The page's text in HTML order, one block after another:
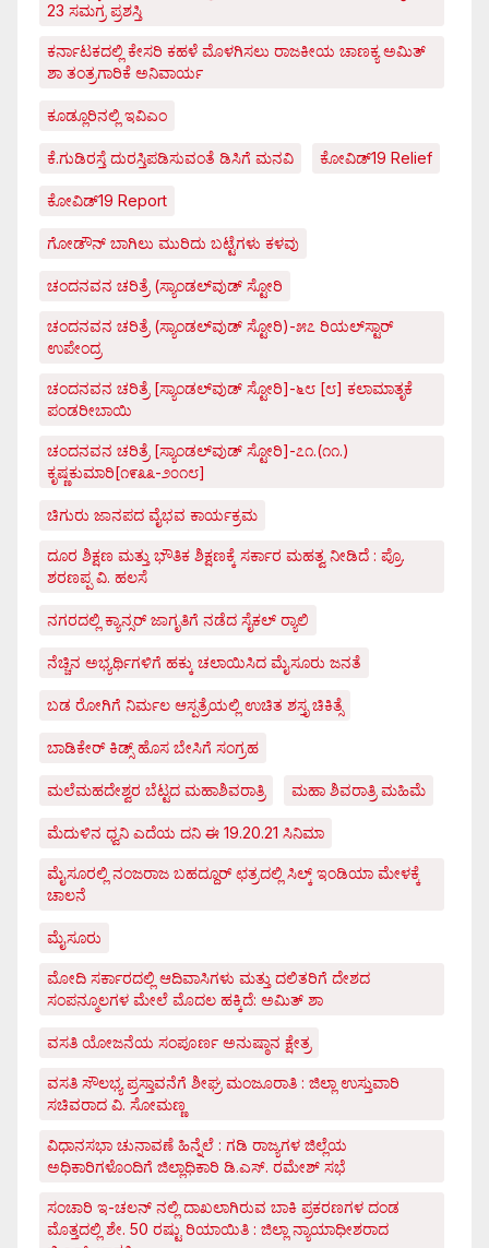
23 ಸಮಗ್ರ ಪ್ರಶಸ್ತಿ
ಕರ್ನಾಟಕದಲ್ಲಿ ಕೇಸರಿ ಕಹಳೆ ಮೊಳಗಿಸಲು ರಾಜಕೀಯ ಚಾಣಕ್ಯ ಅಮಿತ್
ಶಾ ತಂತ್ರಗಾರಿಕೆ ಅನಿವಾರ್ಯ
ಕೂಡ್ಲೂರಿನಲ್ಲಿ ಇವಿಎಂ
ಕೆ.ಗುಡಿರಸ್ತೆ ದುರಸ್ತಿಪಡಿಸುವಂತೆ ಡಿಸಿಗೆ ಮನವಿ ಕೋವಿಡ್‌19 Relief
ಕೋವಿಡ್‌19 Report
ಗೋಡೌನ್ ಬಾಗಿಲು ಮುರಿದು ಬಟ್ಟೆಗಳು ಕಳವು
ಚಂದನವನ ಚರಿತ್ರೆ (ಸ್ಯಾಂಡಲ್‌ವುಡ್ ಸ್ಟೋರಿ
ಚಂದನವನ ಚರಿತ್ರೆ (ಸ್ಯಾಂಡಲ್‌ವುಡ್ ಸ್ಟೋರಿ)-೫೭ ರಿಯಲ್‌ಸ್ಟಾರ್
ಉಪೇಂದ್ರ
ಚಂದನವನ ಚರಿತ್ರೆ [ಸ್ಯಾಂಡಲ್‌ವುಡ್ ಸ್ಟೋರಿ]-೬೮ [೮] ಕಲಾಮಾತೃಕೆ
ಪಂಡರೀಬಾಯಿ
ಚಂದನವನ ಚರಿತ್ರೆ [ಸ್ಯಾಂಡಲ್‌ವುಡ್ ಸ್ಟೋರಿ]-೭೧.(೧೧.)
ಕೃಷ್ಣಕುಮಾರಿ[೧೯೩೩-೨೦೧೮]
ಚಿಗುರು ಜಾನಪದ ವೈಭವ ಕಾರ್ಯಕ್ರಮ
ದೂರ ಶಿಕ್ಷಣ ಮತ್ತು ಭೌತಿಕ ಶಿಕ್ಷಣಕ್ಕೆ ಸರ್ಕಾರ ಮಹತ್ವ ನೀಡಿದೆ : ಪ್ರೊ.
ಶರಣಪ್ಪ ವಿ. ಹಲಸೆ
ನಗರದಲ್ಲಿ ಕ್ಯಾನ್ಸರ್ ಜಾಗೃತಿಗೆ ನಡೆದ ಸೈಕಲ್ ರ್‍ಯಾಲಿ
ನೆಚ್ಚಿನ ಅಭ್ಯರ್ಥಿಗಳಿಗೆ ಹಕ್ಕು ಚಲಾಯಿಸಿದ ಮೈಸೂರು ಜನತೆ
ಬಡ ರೋಗಿಗೆ ನಿರ್ಮಲ ಆಸ್ಪತ್ರೆಯಲ್ಲಿ ಉಚಿತ ಶಸ್ತೃ ಚಿಕಿತ್ಸೆ
ಬಾಡಿಕೇರ್ ಕಿಡ್ಸ್ ಹೊಸ ಬೇಸಿಗೆ ಸಂಗ್ರಹ
ಮಲೆಮಹದೇಶ್ವರ ಬೆಟ್ಟದ ಮಹಾಶಿವರಾತ್ರಿ ಮಹಾ ಶಿವರಾತ್ರಿ ಮಹಿಮೆ
ಮೆದುಳಿನ ಧ್ವನಿ ಎದೆಯ ದನಿ ಈ 19.20.21 ಸಿನಿಮಾ
ಮೈಸೂರಲ್ಲಿ ನಂಜರಾಜ ಬಹದ್ದೂರ್ ಛತ್ರದಲ್ಲಿ ಸಿಲ್ಕ್ ಇಂಡಿಯಾ ಮೇಳಕ್ಕೆ
ಚಾಲನೆ
ಮೈಸೂರು
ಮೋದಿ ಸರ್ಕಾರದಲ್ಲಿ ಆದಿವಾಸಿಗಳು ಮತ್ತು ದಲಿತರಿಗೆ ದೇಶದ
ಸಂಪನ್ಮೂಲಗಳ ಮೇಲೆ ಮೊದಲ ಹಕ್ಕಿದೆ: ಅಮಿತ್ ಶಾ
ವಸತಿ ಯೋಜನೆಯ ಸಂಪೂರ್ಣ ಅನುಷ್ಠಾನ ಕ್ಷೇತ್ರ
ವಸತಿ ಸೌಲಭ್ಯ ಪ್ರಸ್ತಾವನೆಗೆ ಶೀಘ್ರ ಮಂಜೂರಾತಿ : ಜಿಲ್ಲಾ ಉಸ್ತುವಾರಿ
ಸಚಿವರಾದ ವಿ. ಸೋಮಣ್ಣ
ವಿಧಾನಸಭಾ ಚುನಾವಣೆ ಹಿನ್ನೆಲೆ : ಗಡಿ ರಾಜ್ಯಗಳ ಜಿಲ್ಲೆಯ
ಅಧಿಕಾರಿಗಳೊಂದಿಗೆ ಜಿಲ್ಲಾಧಿಕಾರಿ ಡಿ.ಎಸ್. ರಮೇಶ್ ಸಭೆ
ಸಂಚಾರಿ ಇ-ಚಲನ್ ನಲ್ಲಿ ದಾಖಲಾಗಿರುವ ಬಾಕಿ ಪ್ರಕರಣಗಳ ದಂಡ
ಮೊತ್ತದಲ್ಲಿ ಶೇ. 50 ರಷ್ಟು ರಿಯಾಯಿತಿ : ಜಿಲ್ಲಾ ನ್ಯಾಯಾಧೀಶರಾದ